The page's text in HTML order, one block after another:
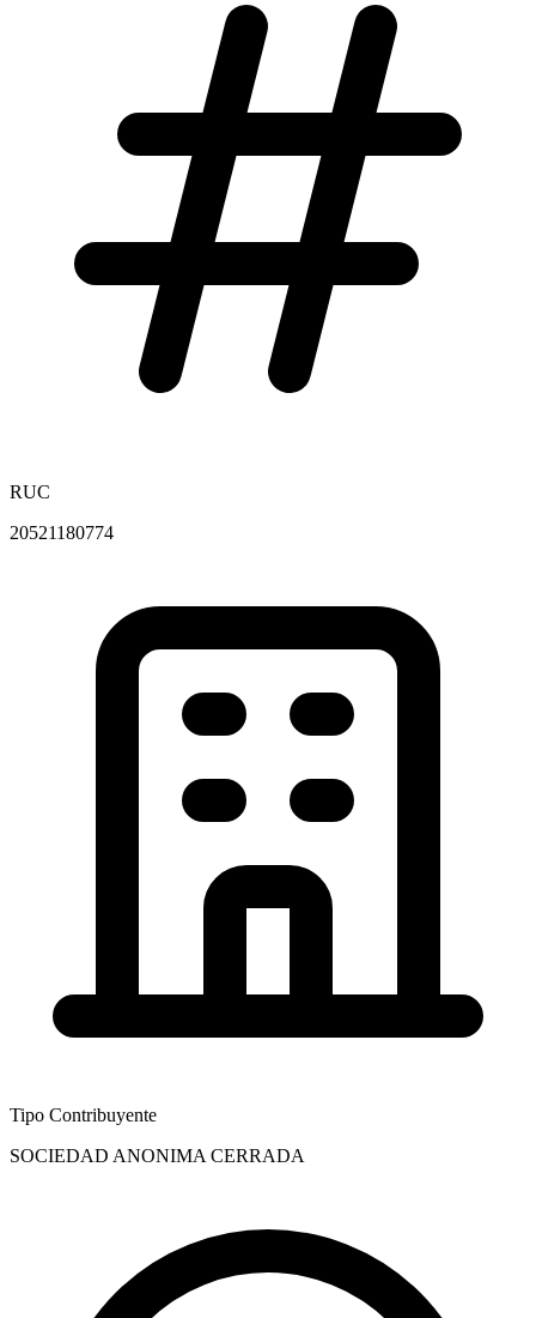
RUC
20521180774
Tipo Contribuyente
SOCIEDAD ANONIMA CERRADA